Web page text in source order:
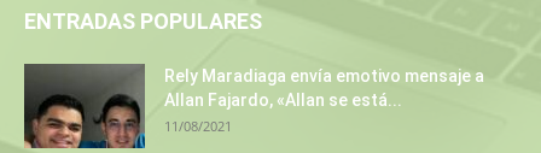
ENTRADAS POPULARES
Rely Maradiaga envía emotivo mensaje a
Allan Fajardo, «Allan se está...
11/08/2021